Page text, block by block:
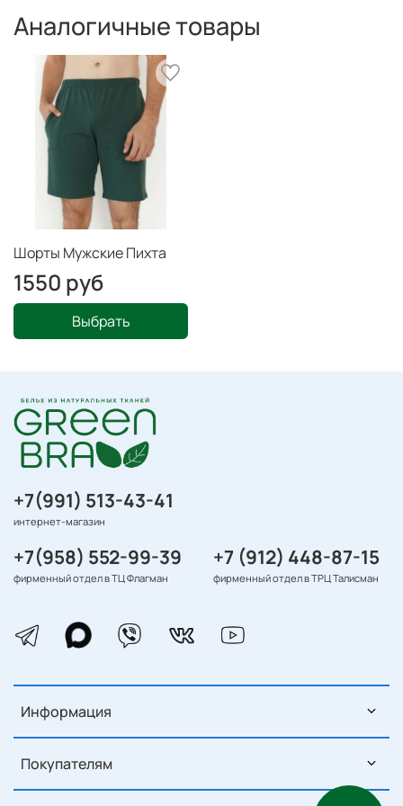
Аналогичные товары
Шорты Мужские Пихта
1550 руб
Выбрать
Информация
Покупателям
+7(991) 513-43-41
интернет-магазин
+7(958) 552-99-39
фирменный отдел в ТЦ Флагман
+7 (912) 448-87-15
фирменный отдел в ТРЦ Талисман